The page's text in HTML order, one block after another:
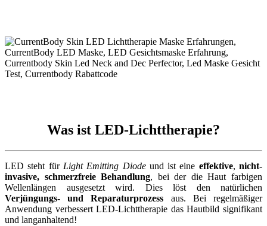
Was ist LED-Lichttherapie?
LED steht für Light Emitting Diodeund ist eine effektive,nicht-
invasive, schmerzfreie Behandlung, bei der die Haut farbigen
Wellenlängen ausgesetzt wird. Dies löst den natürlichen
Verjüngungs- und Reparaturprozess aus. Bei regelmäßiger
Anwendung verbessert LED-Lichttherapie das Hautbild signifikant
und langanhaltend!